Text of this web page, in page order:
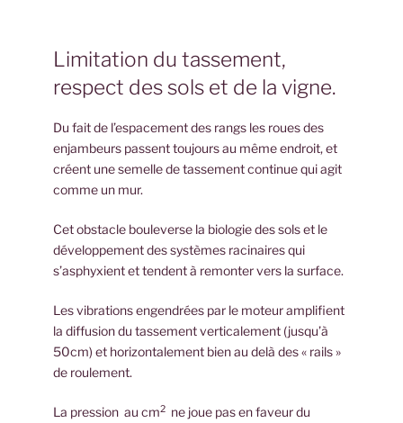
Limitation du tassement,
respect des sols et de la vigne.
Du fait de l’espacement des rangs les roues des
enjambeurs passent toujours au même endroit, et
créent une semelle de tassement continue qui agit
comme un mur.
Cet obstacle bouleverse la biologie des sols et le
développement des systèmes racinaires qui
s’asphyxient et tendent à remonter vers la surface.
Les vibrations engendrées par le moteur amplifient
la diffusion du tassement verticalement (jusqu’à
50cm) et horizontalement bien au delà des « rails »
de roulement.
La pression au cm2 ne joue pas en faveur du